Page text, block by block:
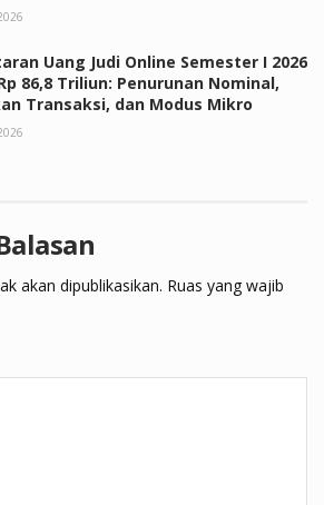
Uang Judi Online Semester I 2026
86,8 Triliun: Penurunan Nominal,
Transaksi, dan Modus Mikro
akan dipublikasikan. Ruas yang wajib